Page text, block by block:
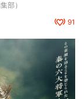
部）
91